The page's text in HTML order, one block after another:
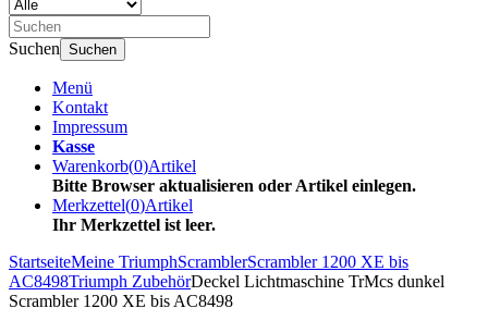
Suchen Suchen
Menü
Kontakt
Impressum
Kasse
Warenkorb(0)Artikel
Bitte Browser aktualisieren oder Artikel einlegen.
Merkzettel(0)Artikel
Ihr Merkzettel ist leer.
StartseiteMeine TriumphScramblerScrambler 1200 XE bis
AC8498Triumph ZubehörDeckel Lichtmaschine TrMcs dunkel
Scrambler 1200 XE bis AC8498